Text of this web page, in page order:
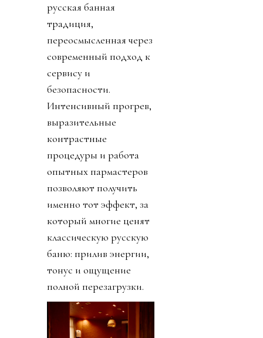
русская банная
традиция,
переосмысленная через
современный подход к
сервису и
безопасности.
Интенсивный прогрев,
выразительные
контрастные
процедуры и работа
опытных пармастеров
позволяют получить
именно тот эффект, за
который многие ценят
классическую русскую
баню: прилив энергии,
тонус и ощущение
полной перезагрузки.